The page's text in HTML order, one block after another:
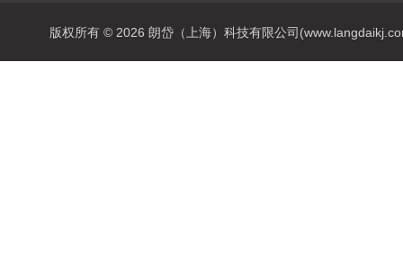
版权所有 © 2026 朗岱（上海）科技有限公司